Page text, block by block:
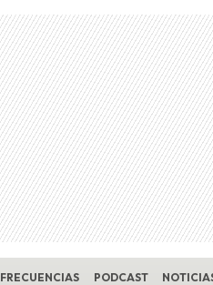
FRECUENCIAS PODCAST